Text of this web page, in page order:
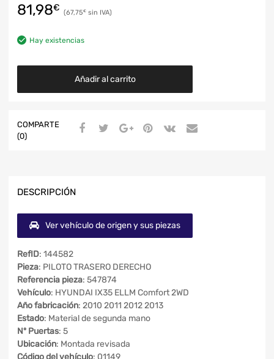
81,98€ 67,75€
Hay existencias
Añadir al carrito
COMPARTE
(0)
DESCRIPCIÓN
Ver vehículo de origen y sus piezas
RefID: 144582
Pieza: PILOTO TRASERO DERECHO
Referencia pieza: 547874
Vehículo: HYUNDAI IX35 ELLM Comfort 2WD
Año fabricación: 2010 2011 2012 2013
Estado: Material de segunda mano
Nº Puertas: 5
Ubicación: Montada revisada
Código del vehículo: 01149